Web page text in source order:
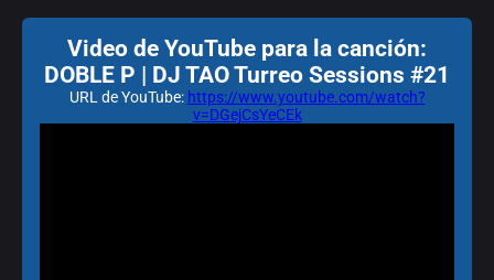
Video de YouTube para la canción:
DOBLE P | DJ TAO Turreo Sessions #21
URL de YouTube: https://www.youtube.com/watch?
v=DGejCsYeCEk